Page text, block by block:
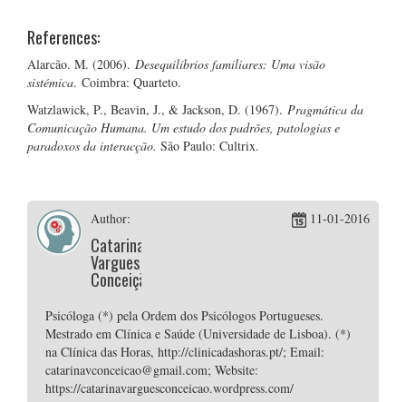
References:
Alarcão. M. (2006). Desequilíbrios familiares: Uma visão
sistémica. Coimbra: Quarteto.
Watzlawick, P., Beavin, J., & Jackson, D. (1967). Pragmática da
Comunicação Humana. Um estudo dos padrões, patologias e
paradoxos da interacção. São Paulo: Cultrix.
Author:
Catarina
Vargues
Conceição
11-01-2016
Psicóloga (*) pela Ordem dos Psicólogos Portugueses.
Mestrado em Clínica e Saúde (Universidade de Lisboa). (*)
na Clínica das Horas, http://clinicadashoras.pt/; Email:
catarinavconceicao@gmail.com; Website:
https://catarinavarguesconceicao.wordpress.com/